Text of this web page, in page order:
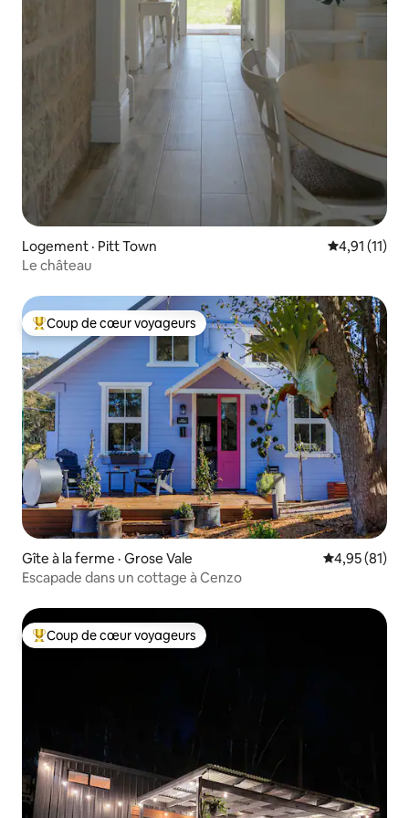
Logement · Pitt Town Note
4,91 (11)
Le château
Coup de cœur voyageurs parmi les plus aimés
Coup de cœur voyageurs
Gîte à la ferme · Grose Vale Note
4,95 (81)
Escapade dans un cottage à Cenzo
Coup de cœur voyageurs parmi les plus aimés
Coup de cœur voyageurs